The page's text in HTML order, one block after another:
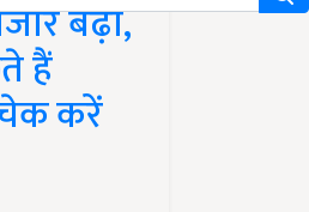
बढ़ा,
हैं
करें